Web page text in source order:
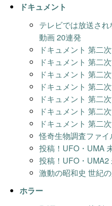
ドキュメント
テレビでは放送さ
動画 20連発
ドキュメント 第二
ドキュメント 第二
ドキュメント 第二
ドキュメント 第二
ドキュメント 第二
ドキュメント 第二
ドキュメント 第二
怪奇生物調査ファ
投稿！UFO・UMA
投稿！UFO・
激動の昭和史 世紀
ホラー